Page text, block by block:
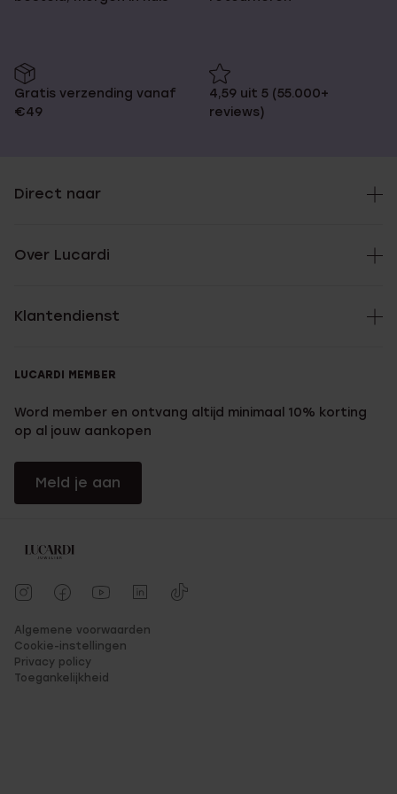
Gratis verzending vanaf
€49
4,59 uit 5 (55.000+
reviews)
Direct naar
Over Lucardi
Klantendienst
LUCARDI MEMBER
Word member en ontvang altijd minimaal 10% korting
op al jouw aankopen
Meld je aan
Algemene voorwaarden
Cookie-instellingen
Privacy policy
Toegankelijkheid